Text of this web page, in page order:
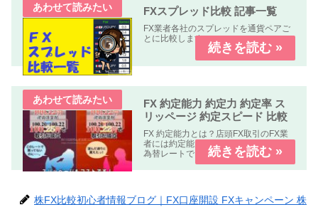
FXスプレッド比較 記事一覧
FX業者各社のスプレッドを通貨ペアご
とに比較します。
FX 約定能力 約定力 約定率 ス
リッページ 約定スピード 比較
FX 約定能力とは？店頭FX取引のFX業
者には約定能力の高いFX業者指定した
為替レートできちんと約定する。約定
能力の低いFX業者指定した為替レート
定能力 比較 まとめFX...
株FX比較初心者情報ブログ｜FX口座開設 FXキャンペーン 株